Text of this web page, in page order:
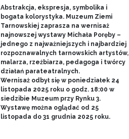
Abstrakcja, ekspresja, symbolika i
bogata kolorystyka. Muzeum Ziemi
Tarnowskiej zaprasza na wernisaż
najnowszej wystawy Michała Poręby –
jednego z najważniejszych i najbardziej
rozpoznawalnych tarnowskich artystów,
malarza, rzeźbiarza, pedagoga i twórcy
działań parateatralnych.
Wernisaż odbył się w poniedziałek 24
listopada 2025 roku o godz. 18:00 w
siedzibie Muzeum przy Rynku 3.
Wystawę można oglądać od 25
listopada do 31 grudnia 2025 roku.